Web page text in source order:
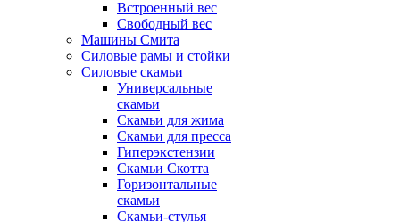
Встроенный вес
Свободный вес
Машины Смита
Силовые рамы и стойки
Силовые скамьи
Универсальные
скамьи
Скамьи для жима
Скамьи для пресса
Гиперэкстензии
Скамьи Скотта
Горизонтальные
скамьи
Скамьи-стулья